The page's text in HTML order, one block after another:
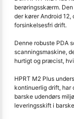
berøringsskærm.
der kører Android
forsinkelsesfri drift.
Denne robuste PDA
scanningsmaskine,
hurtigt og præcist,
HPRT M2 Plus
kontinuerlig drift, har
barske udendørs
leveringsskift i